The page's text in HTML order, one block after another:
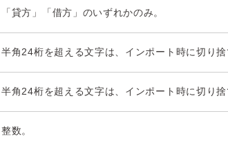
「貸方」「借方」のいずれかのみ。
半角24桁を超える文字は、インポート時に切り
半角24桁を超える文字は、インポート時に切り
整数。